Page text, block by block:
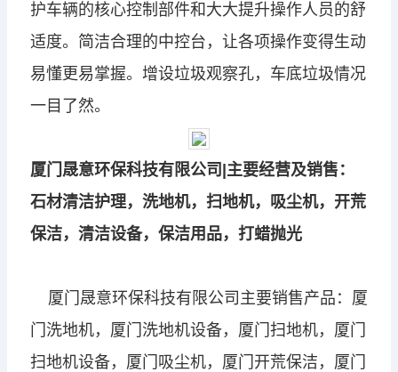
护车辆的核心控制部件和大大提升操作人员的舒
适度。 简洁合理的中控台，让各项操作变得生动
易懂更易掌握。 增设垃圾观察孔，车底垃圾情况
一目了然。
厦门晟意环保科技有限公司|主要经营及销售：
石材清洁护理，洗地机，扫地机，吸尘机，开荒
保洁，清洁设备，保洁用品，打蜡抛光
厦门晟意环保科技有限公司主要销售产品：厦
门洗地机，厦门洗地机设备，厦门扫地机，厦门
扫地机设备，厦门吸尘机，厦门开荒保洁，厦门